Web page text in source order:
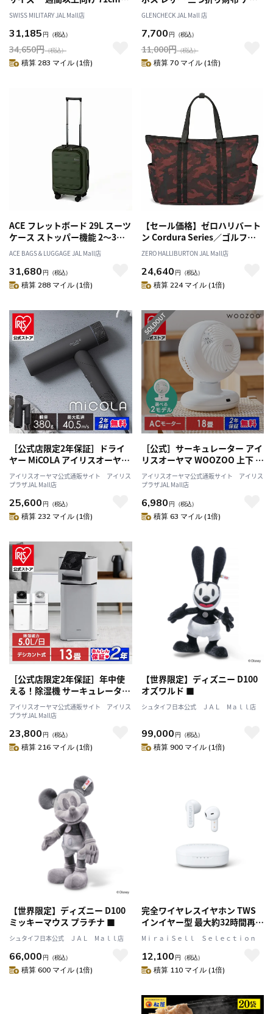
5cm拡張 83/97L バニラホワイ
ト キャリーケース TSAロック
スーツケースカバー付/ネームタ
グ付 SWISS MILITARY[スイス
ミリタリー] SOGLIO[ソーリオ]
<内装アップグレード版>
SWISS MILITARY JAL Mall店
31,185 円 （税込）
34,650円（税込）
積算 283 マイル (1倍)
コ[オススメ対象]
GLENCHECK JAL Mall 店
7,700 円 （税込）
11,000円（税込）
積算 70 マイル (1倍)
ACE フレットボード 29L スーツ
ケース ストッパー機能 2～3泊
05431
ACE BAGS＆LUGGAGE JAL Mall店
31,680 円 （税込）
積算 288 マイル (1倍)
【セール価格】ゼロハリバート
ン Cordura Series／ゴルフバ
ッグ ロッカートート Locker
ZERO HALLIBURTON JAL Mall店
24,640 円 （税込）
積算 224 マイル (1倍)
［公式店限定2年保証］ドライ
ヤー MiCOLA アイリスオーヤマ
HDR-M401-H [安心延長保証対
象]
アイリスオーヤマ公式通販サイト アイリス
プラザJAL Mall店
25,600 円 （税込）
積算 232 マイル (1倍)
［公式］サーキュレーター アイ
リスオーヤマ WOOZOO 上下 左
右 自動 首振り パワフル送風 リ
モコン 切タイマー付 PCF-
*［安心延長保証対象］
アイリスオーヤマ公式通販サイト アイリス
プラザJAL Mall店
6,980 円 （税込）
積算 63 マイル (1倍)
［公式店限定2年保証］年中使
える！除湿機 サーキュレーター
衣類乾燥除湿機 アイリスオーヤ
マ IJDI50-WH ホワイト/天面グ
アイリスオーヤマ公式通販サイト アイリス
プラザJAL Mall店
23,800 円 （税込）
積算 216 マイル (1倍)
【世界限定】ディズニー D100
オズワルド ■
シュタイフ日本公式 ＪＡＬ Mａｌｌ店
99,000 円 （税込）
積算 900 マイル (1倍)
【世界限定】ディズニー D100
ミッキーマウス プラチナ ■
シュタイフ日本公式 ＪＡＬ Mａｌｌ店
66,000 円 （税込）
積算 600 マイル (1倍)
完全ワイヤレスイヤホン TWS
インイヤー型 最大約32時間再生
ピュアホワイト White
urbanista[アーバニスタ]
COPENHAGEN[コペンハーゲ
ン]
MⅰｒａｉＳｅｌｌ Ｓｅｌｅｃｔｉｏｎ
12,100 円 （税込）
積算 110 マイル (1倍)